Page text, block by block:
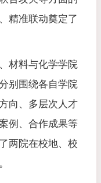
精准联动奠定了
材料与化学学院
别围绕各自学院
向、多层次人才
例、合作成果等
两院在校地、校